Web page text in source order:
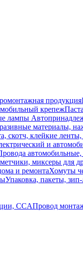
продукция
крепеж
лампы
материалы,
скотч, клейкие
и
миксеры для
и ремонтаХомуты
Упаковка, пакеты,
CCAПровод